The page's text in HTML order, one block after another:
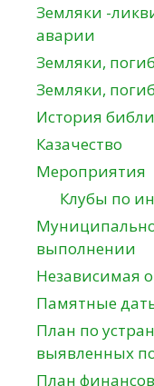
Земляки -
аварии
Земляки,
Земляки,
История
Казачество
Мероприятия
Клубы по
выполнении
Независимая
Памятные
План по
выявленных
План